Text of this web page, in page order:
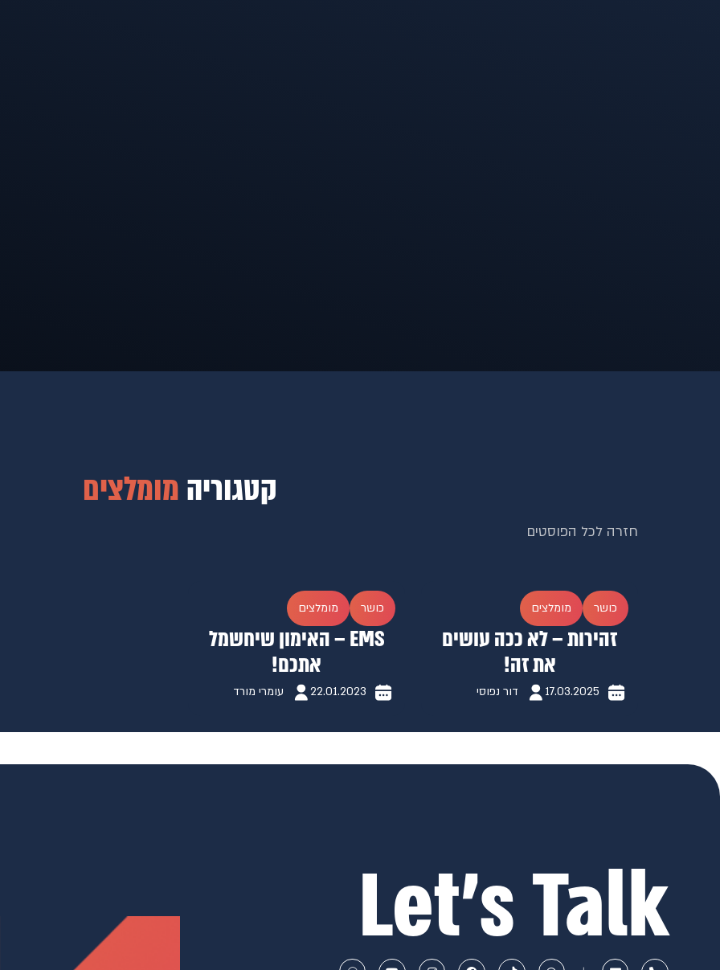
קטגוריהמומלצים
חזרה לכל הפוסטים
כושר מומלצים
זהירות – לא ככה עושים
את זה!
17.03.2025 דור נפוסי
כושר מומלצים
EMS – האימון שיחשמל
אתכם!
22.01.2023 עומרי מורד
Let’s Talk